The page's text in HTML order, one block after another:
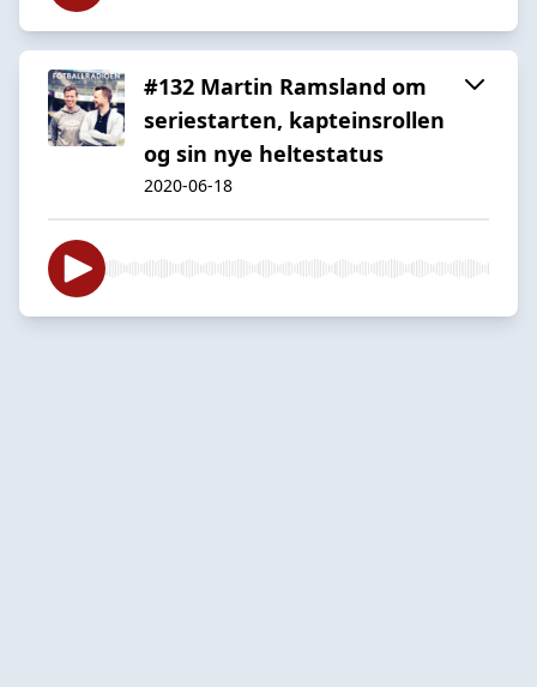
#132 Martin Ramsland om
seriestarten, kapteinsrollen
og sin nye heltestatus
2020-06-18